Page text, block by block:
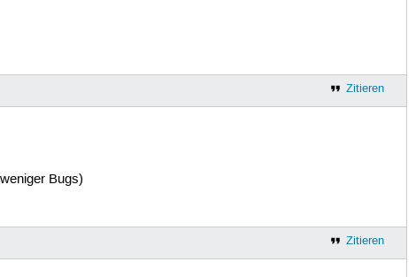
Zitieren
Bugs)
Zitieren